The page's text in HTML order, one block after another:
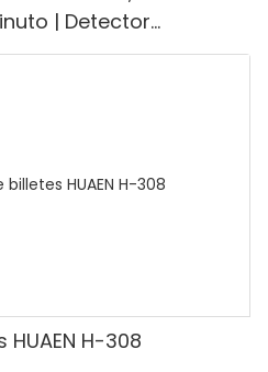
| Detector
falsificación,
H-308